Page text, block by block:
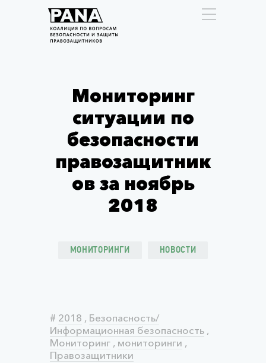
Мониторинг
ситуации по
безопасности
правозащитник
ов за ноябрь
2018
МОНИТОРИНГИ НОВОСТИ
# 2018 , Безопасность/
Информационная безопасность ,
Мониторинг , мониторинги ,
Правозащитники